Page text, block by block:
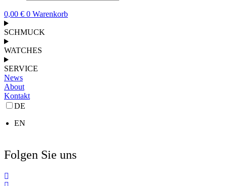
0,00 € 0 Warenkorb
SCHMUCK
WATCHES
SERVICE
News
About
Kontakt
DE
EN
Folgen Sie uns